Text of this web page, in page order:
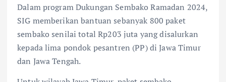
Dalam program Dukungan Sembako Ramadan 2024,
SIG memberikan bantuan sebanyak 800 paket
sembako senilai total Rp203 juta yang disalurkan
kepada lima pondok pesantren (PP) di Jawa Timur
dan Jawa Tengah.